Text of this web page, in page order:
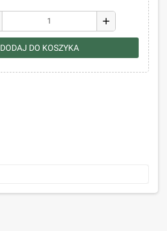
add
DODAJ DO KOSZYKA